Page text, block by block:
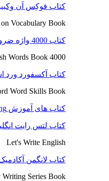
کتاب فوکِس آن
Vocabulary Book
کتاب 4000 واژه ضروری
4000 Essential English Words Book
کتاب آکسفورد ورد
Word Skills Book
کتاب های آموزش Writing
کتاب لتس رایت
Let's Write English
کتاب لانگمن
Series Book